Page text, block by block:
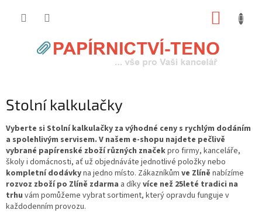
Stolní kalkulačky
Vyberte si Stolní kalkulačky za výhodné ceny s rychlým dodáním
a spolehlivým servisem. V našem e-shopu najdete pečlivě
vybrané papírenské zboží různých značekpro firmy, kanceláře,
školy i domácnosti, ať už objednáváte jednotlivé položky nebo
kompletní dodávkyna jedno místo. Zákazníkům ve Zlíně nabízíme
rozvoz zboží po Zlíně zdarma a díkyvíce než 25leté tradici na
trhu vám pomůžeme vybrat sortiment, který opravdu funguje v
každodenním provozu.